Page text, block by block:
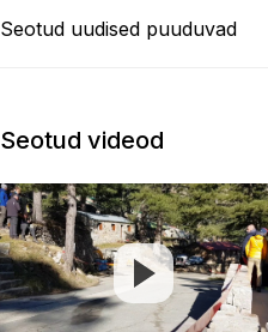
Seotud uudised puuduvad
Seotud videod